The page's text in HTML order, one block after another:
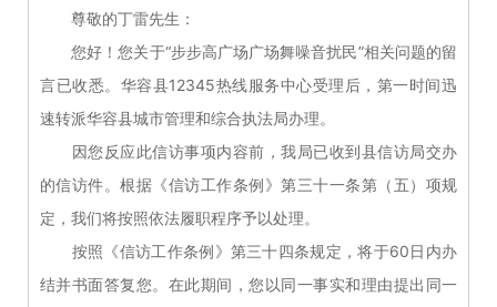
尊敬的丁雷先生：
您好！您关于“步步高广场广场舞噪音扰民”相关问题的留
言已收悉。华容县12345热线服务中心受理后，第一时间迅
速转派华容县城市管理和综合执法局办理。
因您反应此信访事项内容前，我局已收到县信访局交办
的信访件。根据《信访工作条例》第三十一条第（五）项规
定，我们将按照依法履职程序予以处理。
按照《信访工作条例》第三十四条规定，将于60日内办
结并书面答复您。在此期间，您以同一事实和理由提出同一